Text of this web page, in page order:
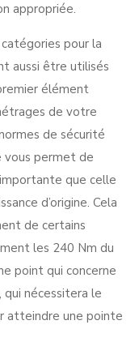
appropriée.
pour la
aussi être utilisés
élément
de votre
de sécurité
vous permet de
importante que celle
d’origine. Cela
de certains
les 240 Nm du
point qui concerne
nécessitera le
atteindre une pointe